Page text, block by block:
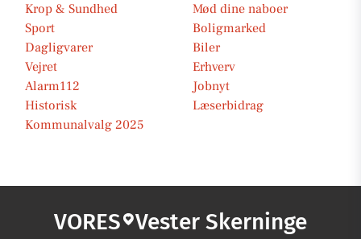
Krop & Sundhed
Mød dine naboer
Sport
Boligmarked
Dagligvarer
Biler
Vejret
Erhverv
Alarm112
Jobnyt
Historisk
Læserbidrag
Kommunalvalg 2025
VORES Vester Skerninge